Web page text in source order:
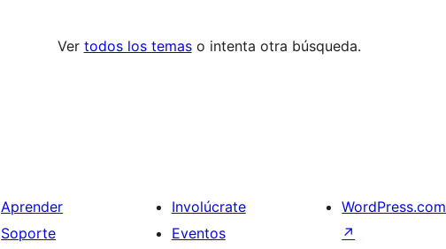
Ver todos los temaso intenta otra búsqueda.
Aprender
Soporte
Involúcrate
Eventos
WordPress.com
↗